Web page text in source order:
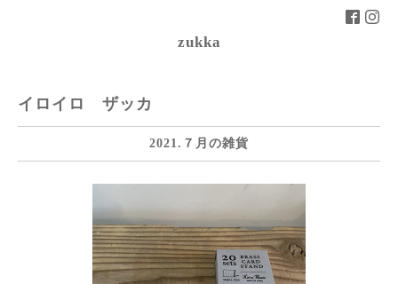
zukka
イロイロ ザッカ
2021.７月の雑貨